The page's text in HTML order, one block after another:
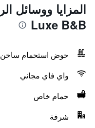
Luxe B&B
حوض استحمام ساخن
واي فاي مجاني
حمام خاص
شرفة